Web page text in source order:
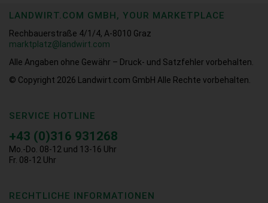
LANDWIRT.COM GMBH, YOUR MARKETPLACE
Rechbauerstraße 4/1/4, A-8010 Graz
marktplatz@landwirt.com
Alle Angaben ohne Gewähr – Druck- und Satzfehler vorbehalten.
© Copyright 2026
Landwirt.com GmbH Alle Rechte vorbehalten.
SERVICE HOTLINE
+43 (0)316 931268
Mo.-Do. 08-12 und 13-16 Uhr
Fr. 08-12 Uhr
RECHTLICHE INFORMATIONEN